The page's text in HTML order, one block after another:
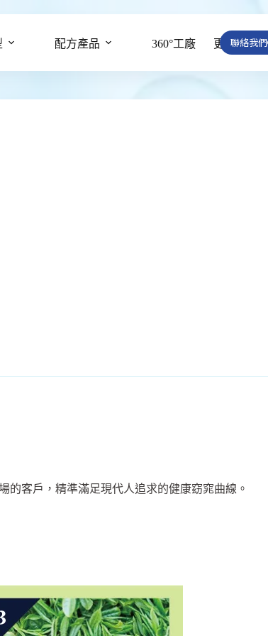
配方產品 360°工廠 更多聯絡我們
客戶，精準滿足現代人追求的健康窈窕曲線。